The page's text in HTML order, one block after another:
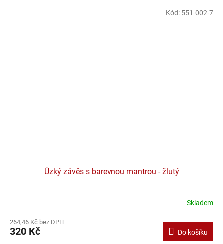
Úzký závěs s barevnou mantrou - žlutý
produktu
je
Skladem
264,46 Kč bez DPH
320 Kč Do košíku
Kód: 551-002-7